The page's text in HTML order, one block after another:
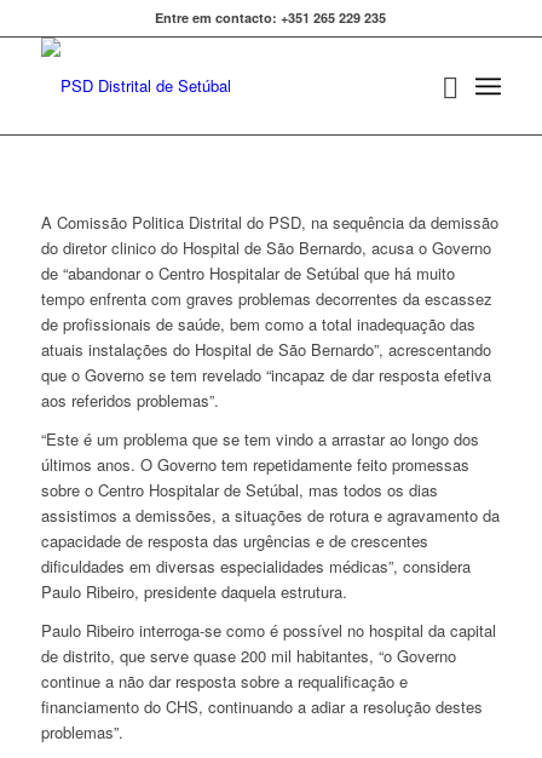
Entre em contacto: +351 265 229 235
A Comissão Politica Distrital do PSD, na sequência da demissão
do diretor clinico do Hospital de São Bernardo, acusa o Governo
de “abandonar o Centro Hospitalar de Setúbal que há muito
tempo enfrenta com graves problemas decorrentes da escassez
de profissionais de saúde, bem como a total inadequação das
atuais instalações do Hospital de São Bernardo”, acrescentando
que o Governo se tem revelado “incapaz de dar resposta efetiva
aos referidos problemas”.
“Este é um problema que se tem vindo a arrastar ao longo dos
últimos anos. O Governo tem repetidamente feito promessas
sobre o Centro Hospitalar de Setúbal, mas todos os dias
assistimos a demissões, a situações de rotura e agravamento da
capacidade de resposta das urgências e de crescentes
dificuldades em diversas especialidades médicas”, considera
Paulo Ribeiro, presidente daquela estrutura.
Paulo Ribeiro interroga-se como é possível no hospital da capital
de distrito, que serve quase 200 mil habitantes, “o Governo
continue a não dar resposta sobre a requalificação e
financiamento do CHS, continuando a adiar a resolução destes
problemas”.